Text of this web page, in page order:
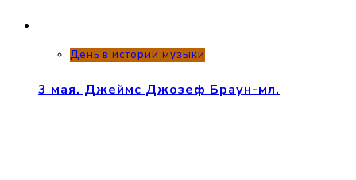
День в истории музыки
3 мая. Джеймс Джозеф Браун-мл.